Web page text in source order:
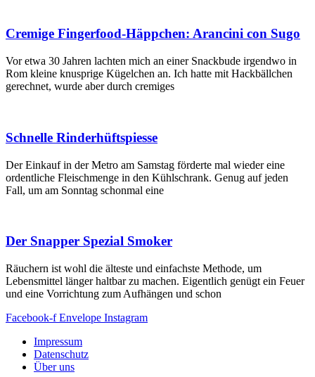
Cremige Fingerfood-Häppchen: Arancini con Sugo
Vor etwa 30 Jahren lachten mich an einer Snackbude irgendwo in
Rom kleine knusprige Kügelchen an. Ich hatte mit Hackbällchen
gerechnet, wurde aber durch cremiges
Schnelle Rinderhüftspiesse
Der Einkauf in der Metro am Samstag förderte mal wieder eine
ordentliche Fleischmenge in den Kühlschrank. Genug auf jeden
Fall, um am Sonntag schonmal eine
Der Snapper Spezial Smoker
Räuchern ist wohl die älteste und einfachste Methode, um
Lebensmittel länger haltbar zu machen. Eigentlich genügt ein Feuer
und eine Vorrichtung zum Aufhängen und schon
Facebook-f Envelope Instagram
Impressum
Datenschutz
Über uns